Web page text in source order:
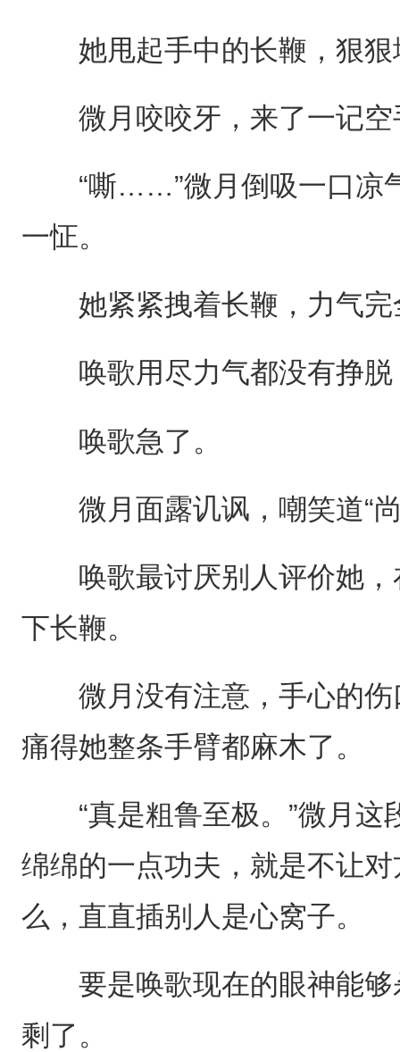
她甩起手中的长鞭，狠狠
微月咬咬牙，来了一记空
“嘶……”微月倒吸一口凉气
一怔。
她紧紧拽着长鞭，力气完
唤歌用尽力气都没有挣脱
唤歌急了。
微月面露讥讽，嘲笑道“
唤歌最讨厌别人评价她，
下长鞭。
微月没有注意，手心的伤
痛得她整条手臂都麻木了。
“真是粗鲁至极。”微月这
绵绵的一点功夫，就是不让
么，直直插别人是心窝子。
要是唤歌现在的眼神能够
剩了。